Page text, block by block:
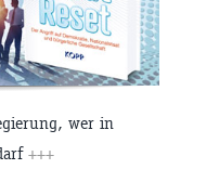
wer in
+++